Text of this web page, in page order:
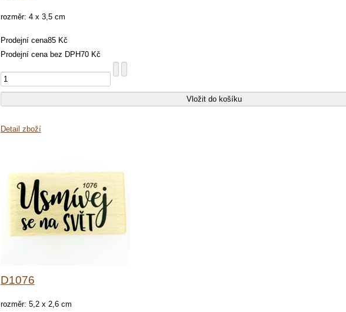
rozměr: 4 x 3,5 cm
Prodejní cena85 Kč
Prodejní cena bez DPH70 Kč
Detail zboží
D1076
rozměr: 5,2 x 2,6 cm